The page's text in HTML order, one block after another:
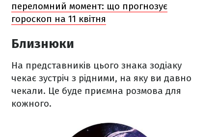
переломний момент: що прогнозує
гороскоп на 11 квітня
Близнюки
На представників цього знака зодіаку
чекає зустріч з рідними, на яку ви давно
чекали. Це буде приємна розмова для
кожного.